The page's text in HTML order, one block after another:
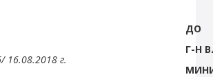
/16.08.2018 г.
ДО
Г-Н